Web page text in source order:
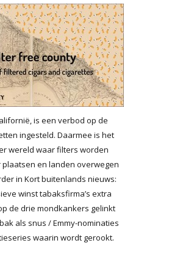
is een verbod op de
ingesteld. Daarmee is het
wereld waar filters worden
en landen overwegen
in Kort buitenlands nieuws:
winst tabaksfirma’s extra
de drie mondkankers gelinkt
als snus / Emmy-nominaties
waarin wordt gerookt.